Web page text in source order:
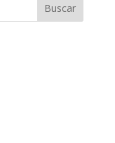
Buscar